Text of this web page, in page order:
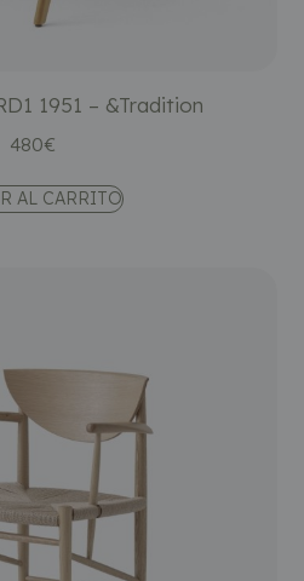
1951 – &Tradition
480€
AL CARRITO